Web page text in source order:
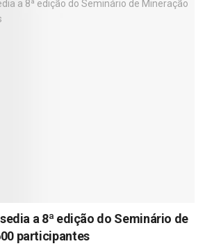
a 8ª edição do Seminário de
participantes